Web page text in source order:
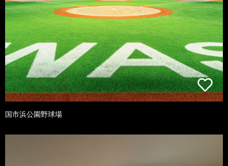
国市浜公園野球場